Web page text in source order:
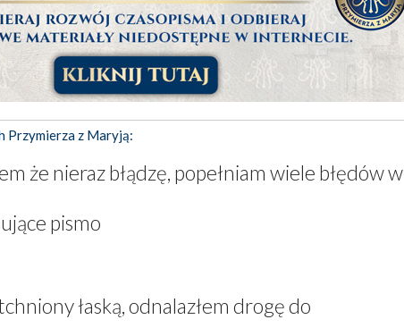
Przymierza z Maryją:
że nieraz błądzę, popełniam wiele błędów w
pismo
łaską, odnalazłem drogę do